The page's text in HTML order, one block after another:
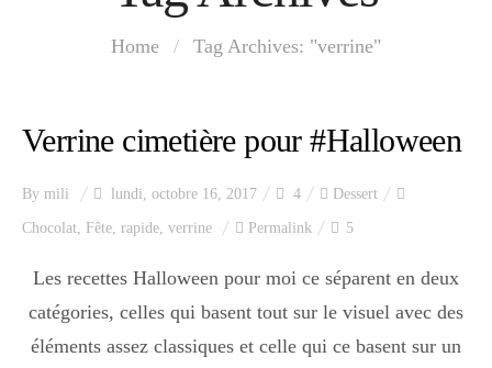
Index des recettes
Catégories
Apéro
Entrée
Home / Tag Archives: "verrine"
Verrine cimetière pour #Halloween
By mili lundi, octobre 16, 2017 4 Dessert
Chocolat, Fête, rapide, verrine Permalink 5
Les recettes Halloween pour moi ce séparent en deux
catégories, celles qui basent tout sur le visuel avec des
éléments assez classiques et celle qui ce basent sur un